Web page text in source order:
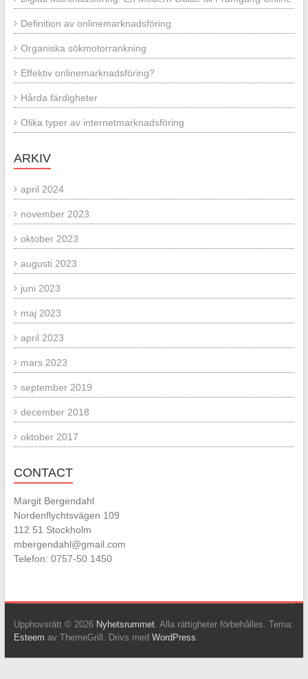
Definition av onlinemarknadsföring
Organiska sökmotorrankning
Effektiv onlinemarknadsföring?
Hårda färdigheter
Olika typer av internetmarknadsföring
ARKIV
april 2024
november 2023
oktober 2023
augusti 2023
juni 2023
maj 2023
april 2023
mars 2023
september 2019
december 2018
oktober 2017
CONTACT
Margit Bergendahl
Nordenflychtsvägen 109
112 51 Stockholm
mbergendahl@gmail.com
Telefon: 0757-50 1450
Upphovsrätt © 2026 Nyhetsrummet. Alla rättigheter förbehålles. Tema:
Esteem av ThemeGrill. Drivs med WordPress.